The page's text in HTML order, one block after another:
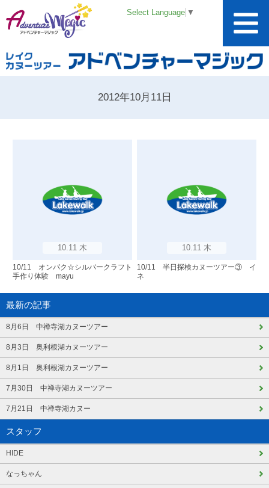
Select Language ▼
2012年10月11日
10.11 木
10/11 オンパク☆シルバークラフト
手作り体験 mayu
10.11 木
10/11 半日探検カヌーツアー③ イ
ネ
最新の記事
8月6日 中禅寺湖カヌーツアー
8月3日 奥利根湖カヌーツアー
8月1日 奥利根湖カヌーツアー
7月30日 中禅寺湖カヌーツアー
7月21日 中禅寺湖カヌー
スタッフ
HIDE
なっちゃん